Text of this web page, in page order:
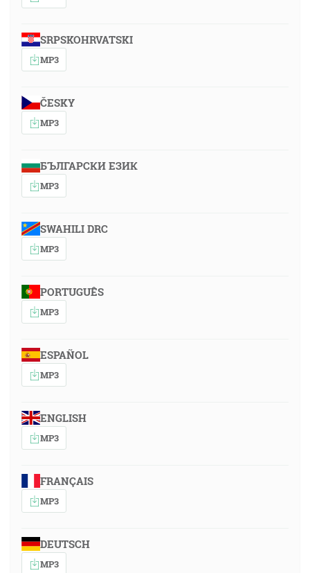
SRPSKOHRVATSKI
MP3
ČESKY
MP3
БЪЛГАРСКИ ЕЗИК
MP3
SWAHILI DRC
MP3
PORTUGUÊS
MP3
ESPAÑOL
MP3
ENGLISH
MP3
FRANÇAIS
MP3
DEUTSCH
MP3